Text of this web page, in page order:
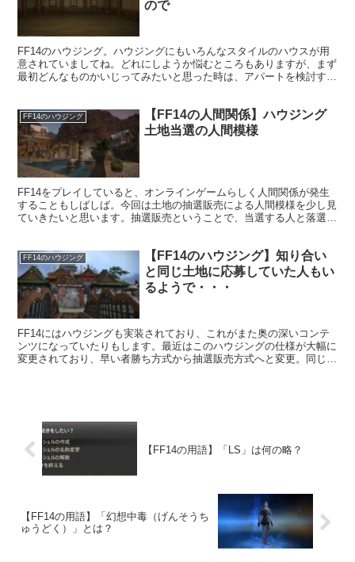
ので
FF14のハウジング。ハウジングにもいろんなスタイルのハウスが用
意されていましてね。どれにしようか悩むところもありますが、まず
最初どんなものかいじってみたいと思った時は、アパートを検討する
FF14のハウジング
【FF14の人間関係】ハウジング
土地当選の人間模様
FF14をプレイしていると、オンラインゲームらしく人間関係が発生
することもしばしば。今回は土地の抽選販売による人間模様を少し見
ていきたいと思います。抽選販売ということで、当選する人と落選す
FF14のハウジング
【FF14のハウジング】知り合い
と同じ土地に応募していた人もい
るようで・・・
FF14にはハウジングも実装されており、これがまた奥の深いコンテ
ンツになっていたりもします。最近はこのハウジングの仕様が大幅に
変更されており、早い者勝ち方式から抽選販売方式へと変更。同じ土
【FF14の用語】「LS」は何の略？
【FF14の用語】「幻想中毒（げんそうち
ゅうどく）」とは？